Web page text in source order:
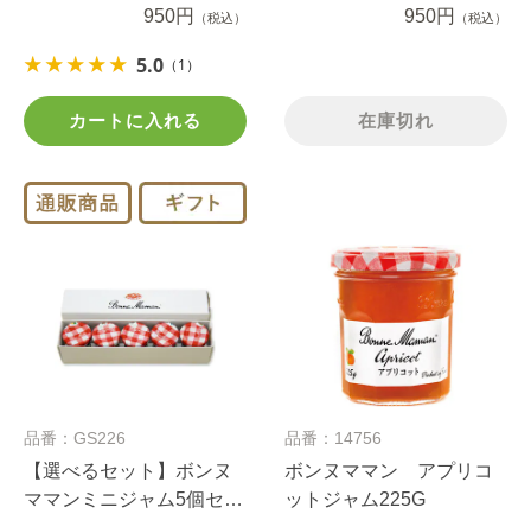
950円
（税込）
5.0 （1）
カートに入れる
950円 （税込）
在庫切れ
品番：GS226
【選べるセット】ボンヌ
ママンミニジャム5個セッ
品番：14756
ボンヌママン アプリコ
ットジャム225G